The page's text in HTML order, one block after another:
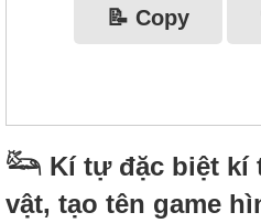
📝 Copy
𓃛 Kí tự đặc biệt kí
vật, tạo tên game